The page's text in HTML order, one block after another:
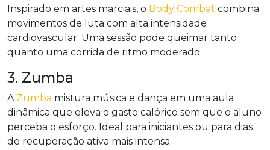
Inspirado em artes marciais, o Body Combat combina
movimentos de luta com alta intensidade
cardiovascular. Uma sessão pode queimar tanto
quanto uma corrida de ritmo moderado.
3. Zumba
A Zumba mistura música e dança em uma aula
dinâmica que eleva o gasto calórico sem que o aluno
perceba o esforço. Ideal para iniciantes ou para dias
de recuperação ativa mais intensa.